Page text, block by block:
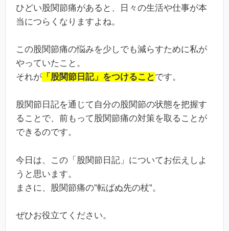
ひどい股関節痛があると、日々の生活や仕事が本
当につらくなりますよね。
この股関節痛の悩みを少しでも減らすために私が
やっていたこと。
それが 「股関節日記」をつけること です。
股関節日記を通じて自分の股関節の状態を把握す
ることで、前もって股関節痛の対策を取ることが
できるのです。
今日は、この「股関節日記」についてお伝えしよ
うと思います。
まさに、股関節痛の”転ばぬ先の杖”。
ぜひお役立てください。